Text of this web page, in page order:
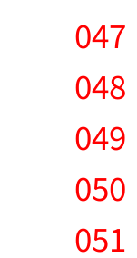
047
048
049
050
051